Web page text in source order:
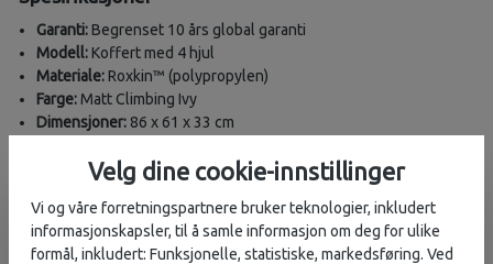
Garanti:Begrenset 10 års global garanti
Modell:Koffert med 4 hjul
Materiale:Roxkin™ (polypropylen)
Farge:Matt Climbing Ivy
Dimensjoner:86 x 61 x 33 cm
147 L
Vekt:3.9 kg
SKU:149296-9781
Velg dine cookie-innstillinger
Vi og våre forretningspartnere bruker teknologier, inkludert
informasjonskapsler, til å samle informasjon om deg for ulike
formål, inkludert: Funksjonelle, statistiske, markedsføring. Ved